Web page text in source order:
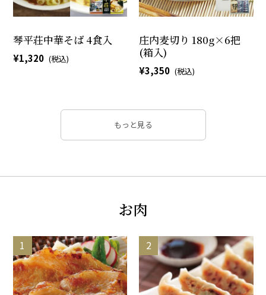
琴平荘中華そば 4食入
1,320
庄内麦切り 180g×6把
(箱入)
3,350
もっと見る
お肉